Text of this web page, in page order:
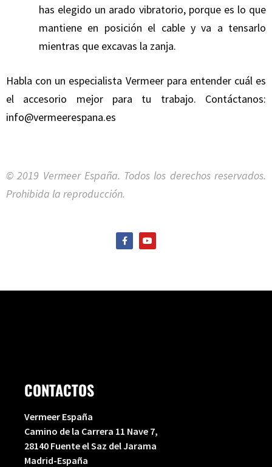
has elegido un arado vibratorio, porque es lo que
mantiene en posición el cable y va a tensarlo
mientras que excavas la zanja.
Habla con un especialista Vermeer para entender cuál es
el accesorio mejor para tu trabajo. Contáctanos:
info@vermeerespana.es
© 2019 Vermeer España. Todos los derechos reservados.
Prohibida la reproducción.
F
a
c
Y
o
u
CONTACTOS
Vermeer España
Camino de la Carrera 11 Nave 7,
28140 Fuente el Saz del Jarama
Madrid-España